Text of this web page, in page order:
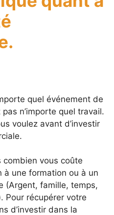
quel événement de
n’importe quel travail.
voulez avant d’investir
combien vous coûte
à une formation ou à un
(Argent, famille, temps,
Pour récupérer votre
d’investir dans la